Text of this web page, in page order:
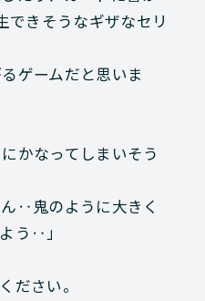
できそうなギザなセリ
ゲームだと思いま
かなってしまいそう
‥鬼のように大きく
う‥」
ださい。